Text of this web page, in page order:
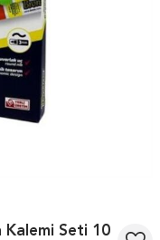
Kalemi Seti 10